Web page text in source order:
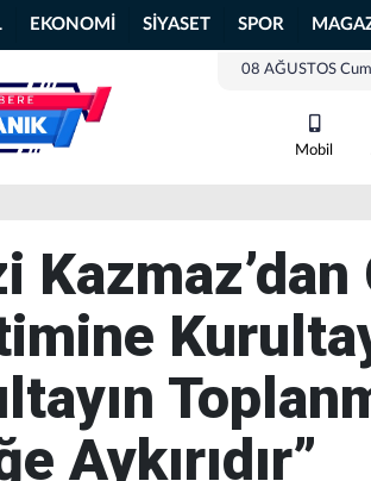
EKONOMİ SİYASET SPOR
08 AĞUSTOS
Mobil
Kazmaz’dan
Aykırıdır”